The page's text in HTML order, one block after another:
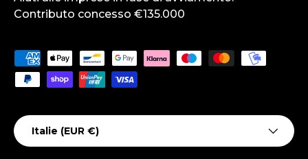
Contributo concesso €135.000
Moyens de paiement acceptés
Pays
Italie (EUR €)